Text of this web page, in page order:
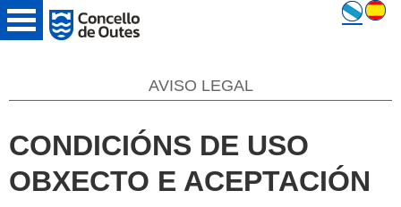
AVISO LEGAL
CONDICIÓNS DE USO
OBXECTO E ACEPTACIÓN